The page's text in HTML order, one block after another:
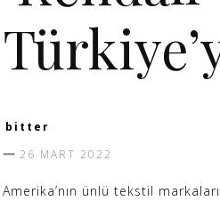
bitter
26 MART 2022
Amerika’nın ünlü tekstil